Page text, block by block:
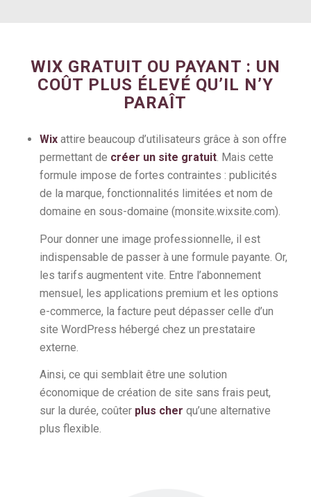
WIX GRATUIT OU PAYANT : UN
COÛT PLUS ÉLEVÉ QU’IL N’Y
PARAÎT
Wixattire beaucoup d’utilisateurs grâce à son offre
permettant de créer un site gratuit. Mais cette
formule impose de fortes contraintes : publicités
de la marque, fonctionnalités limitées et nom de
domaine en sous-domaine (monsite.wixsite.com).
Pour donner une image professionnelle, il est
indispensable de passer à une formule payante. Or,
les tarifs augmentent vite. Entre l’abonnement
mensuel, les applications premium et les options
e-commerce, la facture peut dépasser celle d’un
site WordPress hébergé chez un prestataire
externe.
Ainsi, ce qui semblait être une solution
économique de création de site sans frais peut,
sur la durée, coûter plus cher qu’une alternative
plus flexible.